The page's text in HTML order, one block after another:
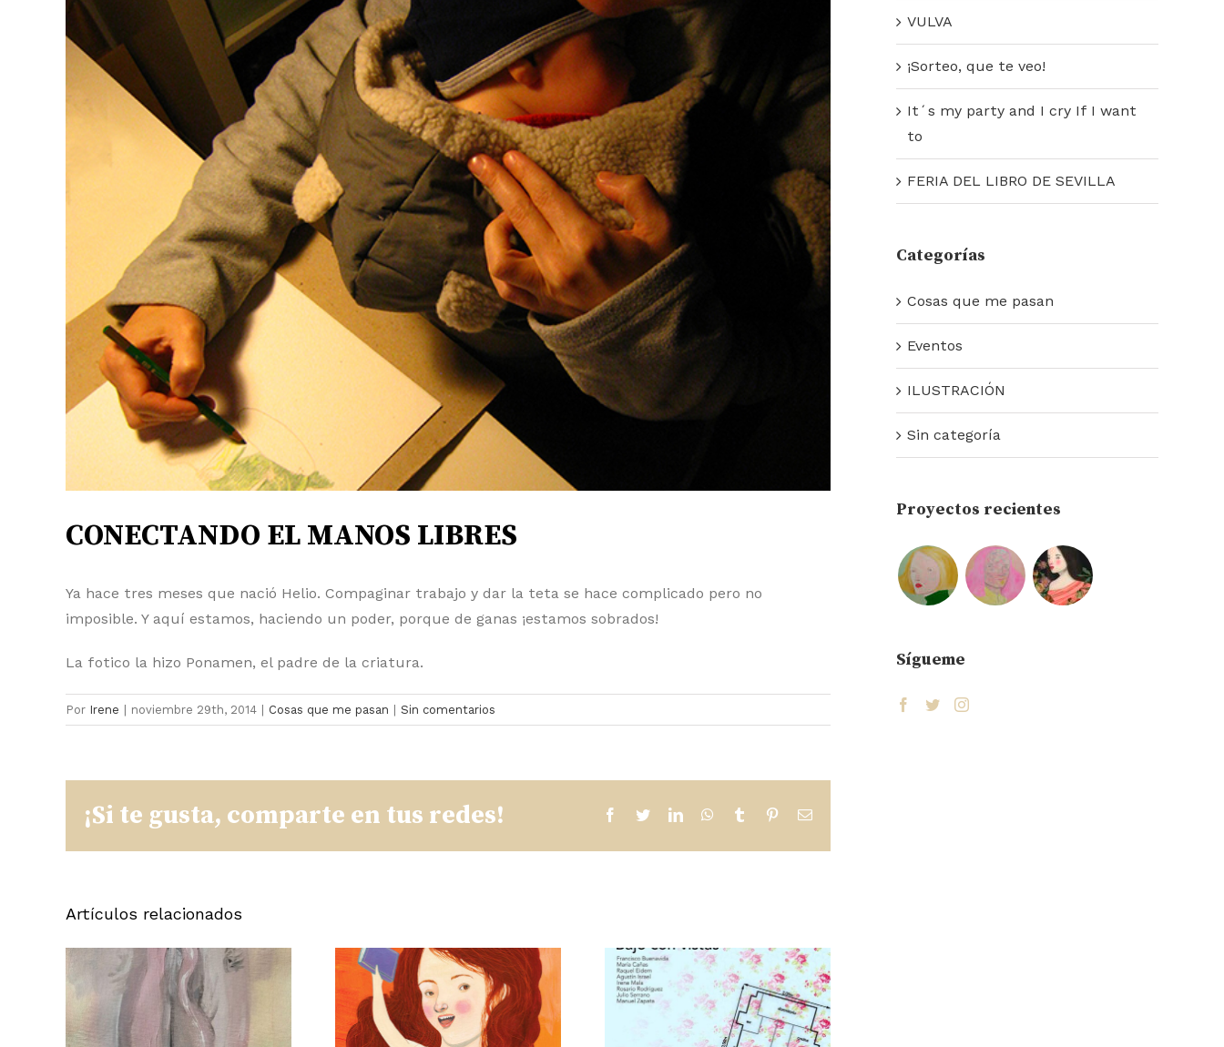
CONECTANDO EL MANOS LIBRES
Ya hace tres meses que nació Helio. Compaginar trabajo y dar la teta se hace complicado pero no
imposible. Y aquí estamos, haciendo un poder, porque de ganas ¡estamos sobrados!
La fotico la hizo Ponamen, el padre de la criatura.
Por Irene noviembre 29th, 2014 Cosas que me pasan Sin comentarios
¡Si te gusta, comparte en tus redes! facebook
twitterlinkedinwhatsapptumblr pinterestCorreo
Artículos relacionados
FERIA DEL
BAJO
VULVA
¡Sorteo, que te veo!
It´s my party and I cry If I want
to
FERIA DEL LIBRO DE SEVILLA
Categorías
Cosas que me pasan
Eventos
ILUSTRACIÓN
Sin categoría
Proyectos recientes
Sígueme